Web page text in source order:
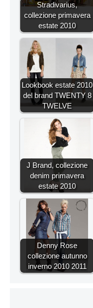
Stradivarius,
collezione primavera
estate 2010
Lookbook estate 2010
del brand TWENTY 8
TWELVE
J Brand, collezione
denim primavera
estate 2010
Denny Rose
collezione autunno
inverno 2010 2011